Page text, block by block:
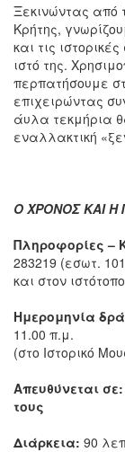
Ξεκινώντας από
Κρήτης,
και τις
ιστό της.
περπατήσουμε
επιχειρώντας
άυλα τεκμήρια
εναλλακτική
Ο ΧΡΟΝΟΣ ΚΑΙ Η
Πληροφορίες –
283219 (εσωτ.
και στον
Ημερομηνία
11.00 π.μ.
(στο Ιστορικό
Απευθύνεται
τους
Διάρκεια: 90